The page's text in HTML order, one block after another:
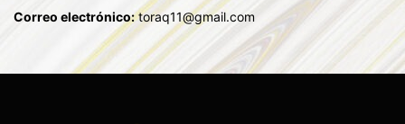
Correo electrónico:toraq11@gmail.com